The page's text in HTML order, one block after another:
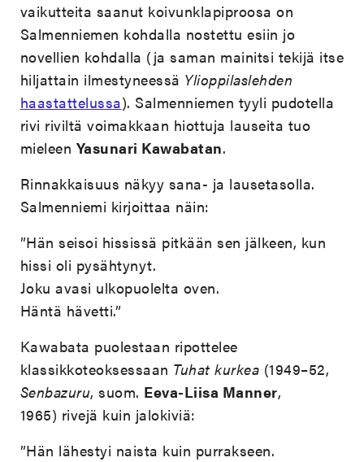
vaikutteita saanut koivunklapiproosa on
Salmenniemen kohdalla nostettu esiin jo
novellien kohdalla (ja saman mainitsi tekijä itse
hiljattain ilmestyneessä Ylioppilaslehden
haastattelussa). Salmenniemen tyyli pudotella
rivi riviltä voimakkaan hiottuja lauseita tuo
mieleen Yasunari Kawabatan.
Rinnakkaisuus näkyy sana- ja lausetasolla.
Salmenniemi kirjoittaa näin:
”Hän seisoi hississä pitkään sen jälkeen, kun
hissi oli pysähtynyt.
Joku avasi ulkopuolelta oven.
Häntä hävetti.”
Kawabata puolestaan ripottelee
klassikkoteoksessaan Tuhat kurkea (1949–52,
Senbazuru, suom. Eeva-Liisa Manner,
1965) rivejä kuin jalokiviä:
”Hän lähestyi naista kuin purrakseen.